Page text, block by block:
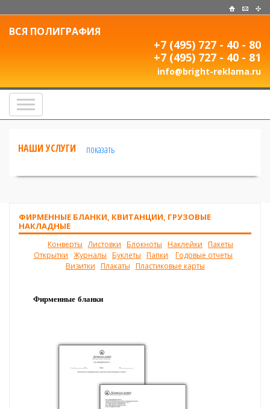
ВСЯ ПОЛИГРАФИЯ
+7 (495) 727 - 40 - 80
+7 (495) 727 - 40 - 81
info@bright-reklama.ru
НАШИ УСЛУГИ показать
ФИРМЕННЫЕ БЛАНКИ, КВИТАНЦИИ, ГРУЗОВЫЕ
НАКЛАДНЫЕ
Конверты Листовки Блокноты Наклейки Пакеты
Открытки Журналы Буклеты Папки
Годовые отчеты
Визитки Плакаты Пластиковые карты
Фирменные бланки